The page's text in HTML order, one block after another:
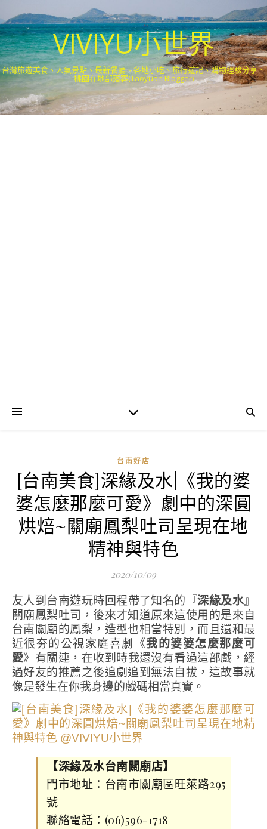
VIVIYU小世界
台灣旅遊美食、人氣景點、最新餐廳、各地小吃、旅行遊記、購物經驗分享．
桃園在地部落客(Taoyuan Blogger)
台南好店
[台南美食]深緣及水|《我的婆
婆怎麼那麼可愛》劇中的深圓
烘焙~關廟鳳梨吐司呈現在地
精神與特色
2020/10/09
友人到台南遊玩時回程帶了知名的『深緣及水』
關廟鳳梨吐司，後來才知道原來這使用的是來自
台南關廟的鳳梨，造型也相當特別，而且還和最
近很夯的公視家庭喜劇《我的婆婆怎麼那麼可
愛》有關連，在收到時我還沒有看過這部戲，經
過好友的推薦之後追劇追到無法自拔，這故事就
像是發生在你我身邊的戲碼相當真實。
【深緣及水台南關廟店】
門市地址：台南市關廟區旺萊路295
號
聯絡電話：(06)596-1718